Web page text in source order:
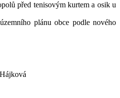
před tenisovým kurtem a osik u
plánu obce podle nového